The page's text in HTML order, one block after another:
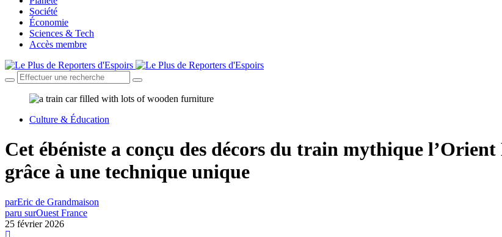
Société
Économie
Sciences & Tech
Accès membre
Culture & Éducation
Cet ébéniste a conçu des décors du train mythique
grâce à une technique unique
parEric de Grandmaison
paru surOuest France
25 février 2026